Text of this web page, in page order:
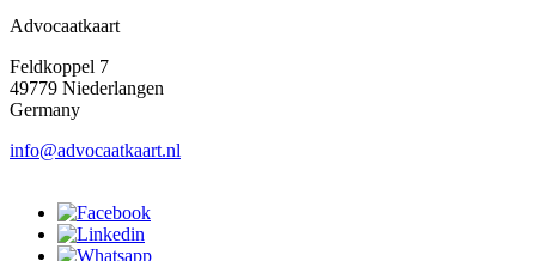
Advocaatkaart
Feldkoppel 7
49779 Niederlangen
Germany
info@advocaatkaart.nl